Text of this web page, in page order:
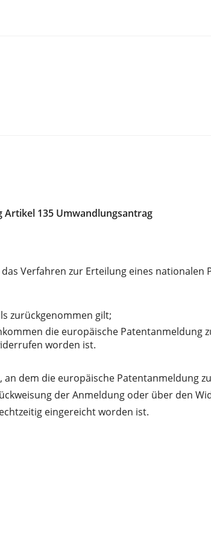
Artikel 135 Umwandlungsantrag
Verfahren zur Erteilung eines nationalen
zurückgenommen gilt;
die europäische Patentanmeldung
worden ist.
dem die europäische Patentanmeldung
der Anmeldung oder über den
eingereicht worden ist.